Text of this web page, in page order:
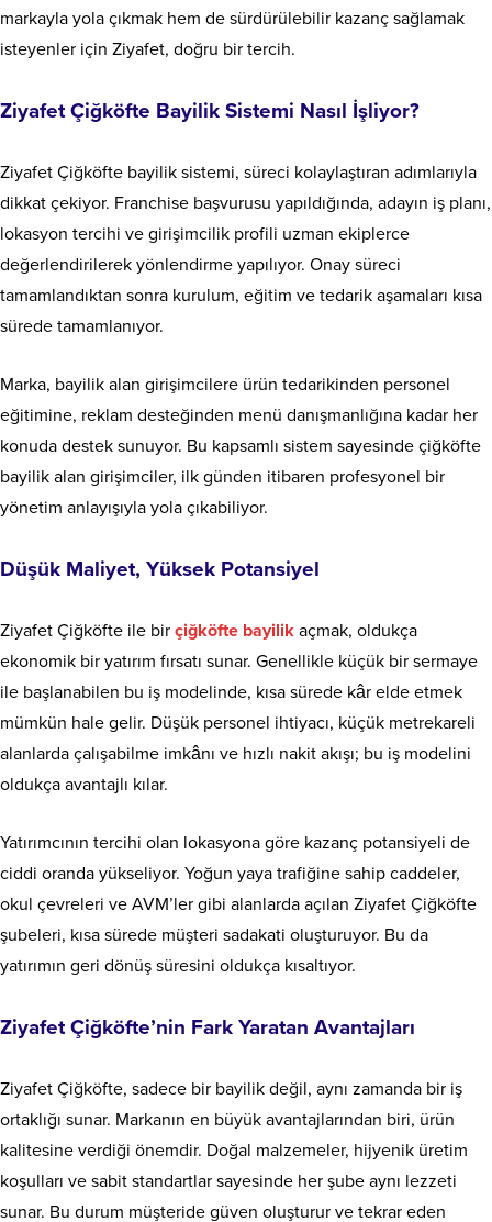
markayla yola çıkmak hem de sürdürülebilir kazanç sağlamak
isteyenler için Ziyafet, doğru bir tercih.
Ziyafet Çiğköfte Bayilik Sistemi Nasıl İşliyor?
Ziyafet Çiğköfte bayilik sistemi, süreci kolaylaştıran adımlarıyla
dikkat çekiyor. Franchise başvurusu yapıldığında, adayın iş planı,
lokasyon tercihi ve girişimcilik profili uzman ekiplerce
değerlendirilerek yönlendirme yapılıyor. Onay süreci
tamamlandıktan sonra kurulum, eğitim ve tedarik aşamaları kısa
sürede tamamlanıyor.
Marka, bayilik alan girişimcilere ürün tedarikinden personel
eğitimine, reklam desteğinden menü danışmanlığına kadar her
konuda destek sunuyor. Bu kapsamlı sistem sayesinde çiğköfte
bayilik alan girişimciler, ilk günden itibaren profesyonel bir
yönetim anlayışıyla yola çıkabiliyor.
Düşük Maliyet, Yüksek Potansiyel
Ziyafet Çiğköfte ile bir çiğköfte bayilik açmak, oldukça
ekonomik bir yatırım fırsatı sunar. Genellikle küçük bir sermaye
ile başlanabilen bu iş modelinde, kısa sürede kâr elde etmek
mümkün hale gelir. Düşük personel ihtiyacı, küçük metrekareli
alanlarda çalışabilme imkânı ve hızlı nakit akışı; bu iş modelini
oldukça avantajlı kılar.
Yatırımcının tercihi olan lokasyona göre kazanç potansiyeli de
ciddi oranda yükseliyor. Yoğun yaya trafiğine sahip caddeler,
okul çevreleri ve AVM’ler gibi alanlarda açılan Ziyafet Çiğköfte
şubeleri, kısa sürede müşteri sadakati oluşturuyor. Bu da
yatırımın geri dönüş süresini oldukça kısaltıyor.
Ziyafet Çiğköfte’nin Fark Yaratan Avantajları
Ziyafet Çiğköfte, sadece bir bayilik değil, aynı zamanda bir iş
ortaklığı sunar. Markanın en büyük avantajlarından biri, ürün
kalitesine verdiği önemdir. Doğal malzemeler, hijyenik üretim
koşulları ve sabit standartlar sayesinde her şube aynı lezzeti
sunar. Bu durum müşteride güven oluşturur ve tekrar eden